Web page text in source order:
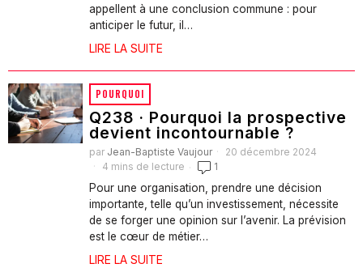
appellent à une conclusion commune : pour
anticiper le futur, il…
LIRE LA SUITE
POURQUOI
Q238 · Pourquoi la prospective
devient incontournable ?
par Jean-Baptiste Vaujour
20 décembre 2024
4 mins de lecture
1
Pour une organisation, prendre une décision
importante, telle qu’un investissement, nécessite
de se forger une opinion sur l’avenir. La prévision
est le cœur de métier…
LIRE LA SUITE